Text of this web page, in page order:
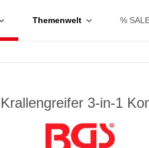
Themenwelt %
Krallengreifer 3-in-1